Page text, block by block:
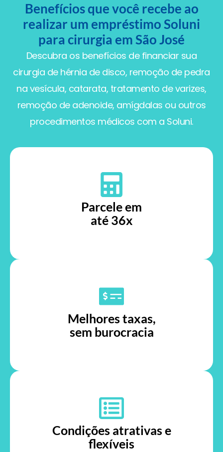
Benefícios que você recebe ao
realizar um empréstimo Soluni
para cirurgia em São José
Descubra os benefícios de financiar sua
cirurgia de hérnia de disco, remoção de pedra
na vesícula, catarata, tratamento de varizes,
remoção de adenoide, amígdalas ou outros
procedimentos médicos com a Soluni.
Parcele em
até 36x
Melhores taxas,
sem burocracia
Condições atrativas e
flexíveis